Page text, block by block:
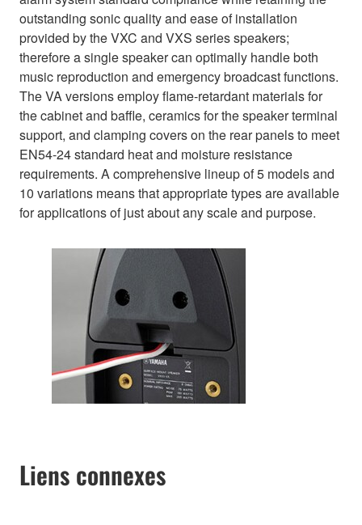
outstanding sonic quality and ease of installation
provided by the VXC and VXS series speakers;
therefore a single speaker can optimally handle both
music reproduction and emergency broadcast functions.
The VA versions employ flame-retardant materials for
the cabinet and baffle, ceramics for the speaker terminal
support, and clamping covers on the rear panels to meet
EN54-24 standard heat and moisture resistance
requirements. A comprehensive lineup of 5 models and
10 variations means that appropriate types are available
for applications of just about any scale and purpose.
Liens connexes